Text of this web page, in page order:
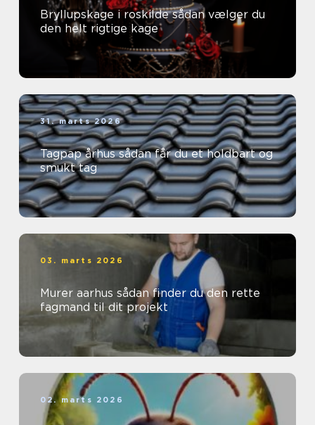
Bryllupskage i roskilde sådan vælger du
den helt rigtige kage
31. marts 2026
Tagpap århus sådan får du et holdbart og
smukt tag
03. marts 2026
Murer aarhus sådan finder du den rette
fagmand til dit projekt
02. marts 2026